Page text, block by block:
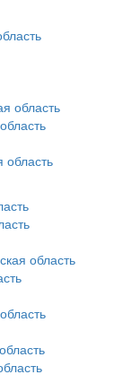
область
область
область